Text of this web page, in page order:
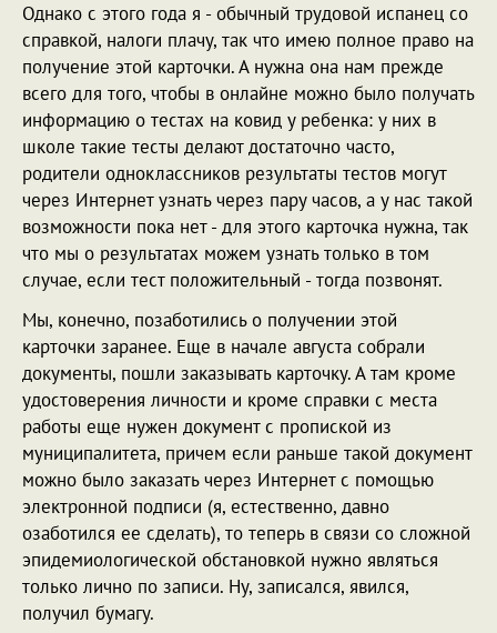
Однако с этого года я - обычный трудовой испанец со
справкой, налоги плачу, так что имею полное право на
получение этой карточки. А нужна она нам прежде
всего для того, чтобы в онлайне можно было получать
информацию о тестах на ковид у ребенка: у них в
школе такие тесты делают достаточно часто,
родители одноклассников результаты тестов могут
через Интернет узнать через пару часов, а у нас такой
возможности пока нет - для этого карточка нужна, так
что мы о результатах можем узнать только в том
случае, если тест положительный - тогда позвонят.
Мы, конечно, позаботились о получении этой
карточки заранее. Еще в начале августа собрали
документы, пошли заказывать карточку. А там кроме
удостоверения личности и кроме справки с места
работы еще нужен документ с пропиской из
муниципалитета, причем если раньше такой документ
можно было заказать через Интернет с помощью
электронной подписи (я, естественно, давно
озаботился ее сделать), то теперь в связи со сложной
эпидемиологической обстановкой нужно являться
только лично по записи. Ну, записался, явился,
получил бумагу.